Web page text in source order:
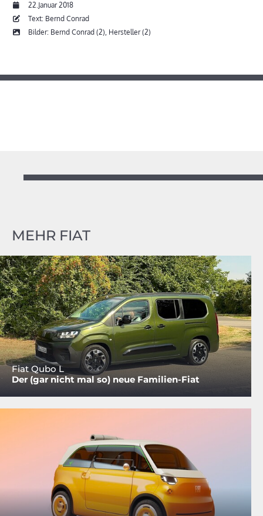
22.Januar 2018
Text: Bernd Conrad
Bilder: Bernd Conrad (2), Hersteller (2)
MEHR FIAT
Fiat Qubo L
Der (gar nicht mal so) neue Familien-Fiat